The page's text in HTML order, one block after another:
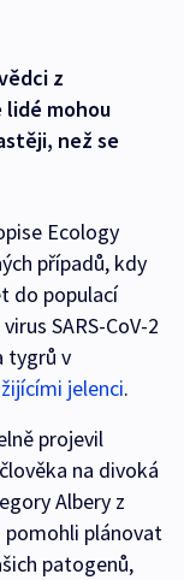
z
mohou
než se
Ecology
případů, kdy
do populací
SARS-CoV-2
tygrů v
jelenci.
projevil
na divoká
Albery z
pomohli plánovat
patogenů,